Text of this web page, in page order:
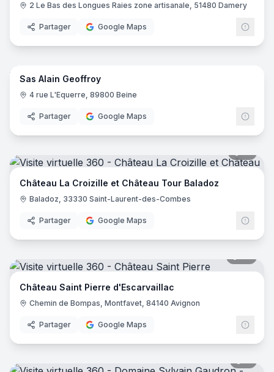
2 Le Bas des Longues Raies zone artisanale, 51480 Damery
Partager Google Maps
18
Sas Alain Geoffroy
4 rue L'Equerre, 89800 Beine
Partager Google Maps
Château La Croizille et Château Tour Baladoz
Baladoz, 33330 Saint-Laurent-des-Combes
Partager Google Maps
Château Saint Pierre d'Escarvaillac
Chemin de Bompas, Montfavet, 84140 Avignon
Partager Google Maps